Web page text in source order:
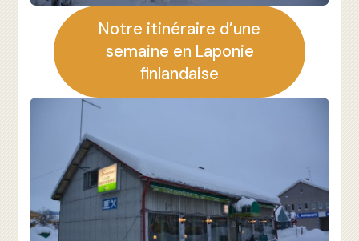
Notre itinéraire d’une
semaine en Laponie
finlandaise